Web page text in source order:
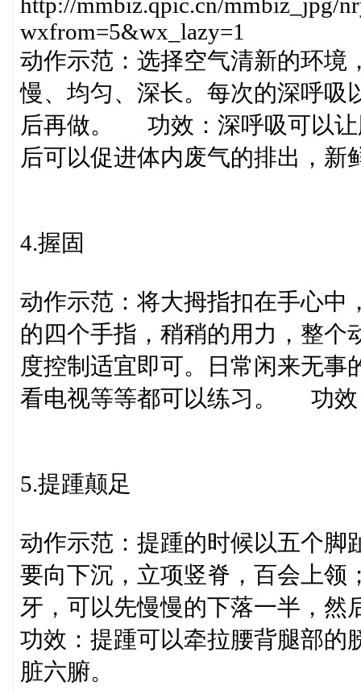
wxfrom=5&wx_lazy=1
动作示范：选择空气清新的环境
慢、均匀、深长。每次的深呼吸
后再做。 功效：深呼吸可以让
后可以促进体内废气的排出，
4.握固
动作示范：将大拇指扣在手心中
的四个手指，稍稍的用力，整个
度控制适宜即可。日常闲来无事
看电视等等都可以练习。 功效
5.提踵颠足
动作示范：提踵的时候以五个脚
要向下沉，立项竖脊，百会上领
牙，可以先慢慢的下落一半，
功效：提踵可以牵拉腰背腿部的
脏六腑。